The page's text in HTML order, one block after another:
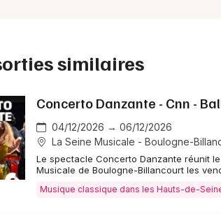
similaires
Concerto Danzante - Cnn -
04/12/2026 → 06/12/2026
La Seine Musicale - Boulogne-
Le spectacle Concerto Danzante réunit
Musicale de Boulogne-Billancourt les
Musique classique dans les Hauts-de-